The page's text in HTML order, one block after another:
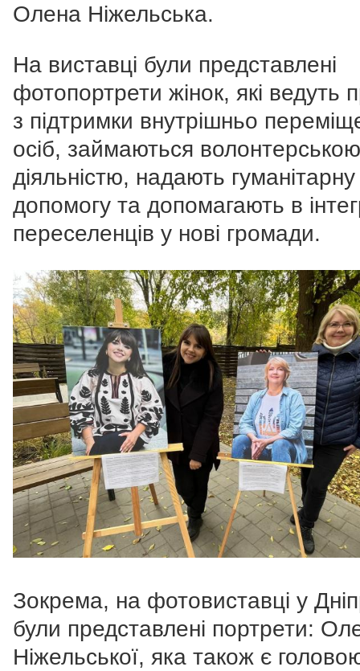
Олена Ніжельська.
На виставці були представлені
фотопортрети жінок, які ведуть
з підтримки внутрішньо
осіб, займаються волонтерською
діяльністю, надають гуманітарну
допомогу та допомагають в
переселенців у нові громади.
Зокрема, на фотовиставці у
були представлені портрети:
Ніжельської, яка також є